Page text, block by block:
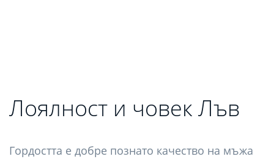
Лоялност и човек Лъв
Гордостта е добре познато качество на мъжа